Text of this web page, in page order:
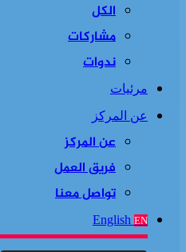
الكل
مشاركات
ندوات
مرئيات
عن المركز
عن المركز
فريق العمل
تواصل معنا
English EN